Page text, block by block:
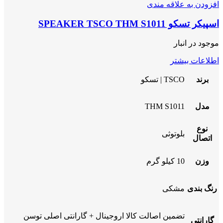
افزودن به علاقه مندی
اسپیکر تسکو SPEAKER TSCO THM S1011
موجود در انبار
اطلاعات بیشتر
برند TSCO | تسکو
مدل THM S1011
نوع
اتصال
بلوتوثی
وزن 10 کیلو گرم
رنگ بندی مشکی
گارانتی
تضمین اصالت کالا اروجینال + گارانتی اصلی توسن